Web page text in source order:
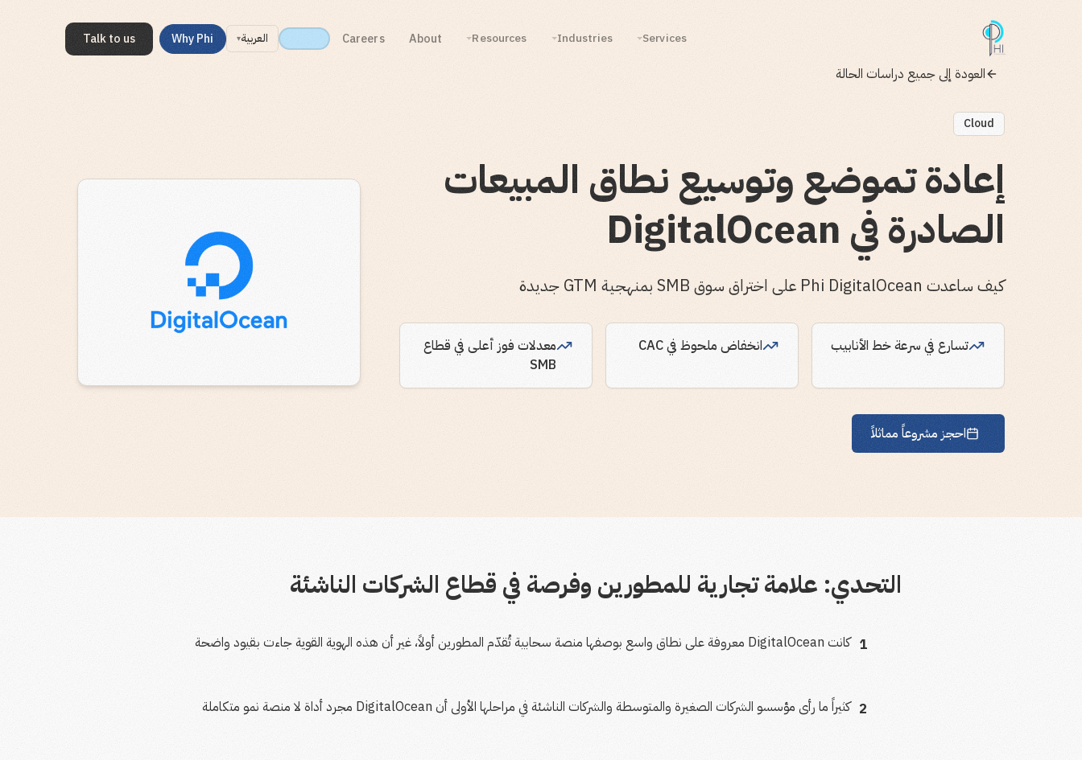
Services
Industries
Resources
About
Careers العربية▾
Why Phi
Talk to us
العودة إلى جميع دراسات الحالة
Cloud
إعادة تموضع وتوسيع نطاق المبيعات
الصادرة في DigitalOcean
كيف ساعدت Phi DigitalOcean على اختراق سوق SMB بمنهجية GTM جديدة
تسارع في سرعة خط الأنابيب انخفاض ملحوظ في CAC
معدلات فوز أعلى في قطاع
SMB
احجز مشروعاً مماثلاً
التحدي: علامة تجارية للمطورين وفرصة في قطاع الشركات الناشئة
1 كانت DigitalOcean معروفة على نطاق واسع بوصفها منصة سحابية تُقدّم المطورين أولاً، غير أن هذه الهوية القوية جاءت بقيود واضحة
2 كثيراً ما رأى مؤسسو الشركات الصغيرة والمتوسطة والشركات الناشئة في مراحلها الأولى أن DigitalOcean مجرد أداة لا منصة نمو متكاملة